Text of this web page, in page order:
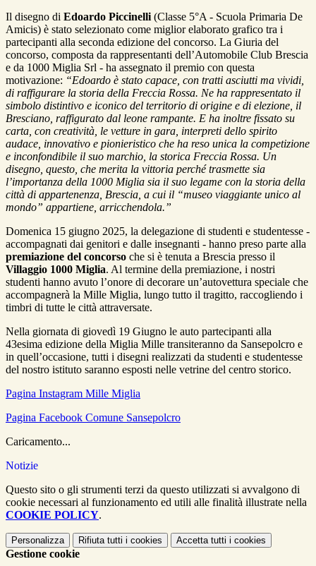
Il disegno di Edoardo Piccinelli (Classe 5°A - Scuola Primaria De
Amicis) è stato selezionato come miglior elaborato grafico tra i
partecipanti alla seconda edizione del concorso. La Giuria del
concorso, composta da rappresentanti dell’Automobile Club Brescia
e da 1000 Miglia Srl - ha assegnato il premio con questa
motivazione: “Edoardo è stato capace, con tratti asciutti ma vividi,
di raffigurare la storia della Freccia Rossa. Ne ha rappresentato il
simbolo distintivo e iconico del territorio di origine e di elezione, il
Bresciano, raffigurato dal leone rampante. E ha inoltre fissato su
carta, con creatività, le vetture in gara, interpreti dello spirito
audace, innovativo e pionieristico che ha reso unica la competizione
e inconfondibile il suo marchio, la storica Freccia Rossa. Un
disegno, questo, che merita la vittoria perché trasmette sia
l’importanza della 1000 Miglia sia il suo legame con la storia della
città di appartenenza, Brescia, a cui il “museo viaggiante unico al
mondo” appartiene, arricchendola.”
Domenica 15 giugno 2025, la delegazione di studenti e studentesse -
accompagnati dai genitori e dalle insegnanti - hanno preso parte alla
premiazione del concorso che si è tenuta a Brescia presso il
Villaggio 1000 Miglia. Al termine della premiazione, i nostri
studenti hanno avuto l’onore di decorare un’autovettura speciale che
accompagnerà la Mille Miglia, lungo tutto il tragitto, raccogliendo i
timbri di tutte le città attraversate.
Nella giornata di giovedì 19 Giugno le auto partecipanti alla
43esima edizione della Miglia Mille transiteranno da Sansepolcro e
in quell’occasione, tutti i disegni realizzati da studenti e studentesse
del nostro istituto saranno esposti nelle vetrine del centro storico.
Pagina Instagram Mille Miglia
Pagina Facebook Comune Sansepolcro
Caricamento...
Notizie
Questo sito o gli strumenti terzi da questo utilizzati si avvalgono di
cookie necessari al funzionamento ed utili alle finalità illustrate nella
COOKIE POLICY.
Personalizza Rifiuta tutti i cookies Accetta tutti i cookies
Gestione cookie